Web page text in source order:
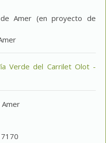
de Amer (en proyecto de
Verde del Carrilet Olot -